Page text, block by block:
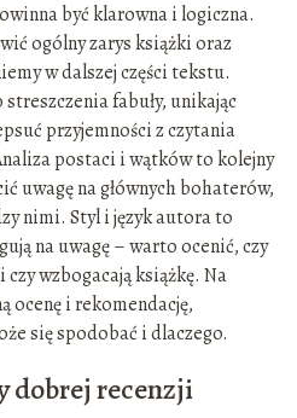
być klarowna i logiczna.
ogólny zarys książki oraz
w dalszej części tekstu.
fabuły, unikając
przyjemności z czytania
postaci i wątków to kolejny
uwagę na głównych bohaterów,
nimi. Styl i język autora to
na uwagę – warto ocenić, czy
wzbogacają książkę. Na
ocenę i rekomendację,
się spodobać i dlaczego.
dobrej recenzji